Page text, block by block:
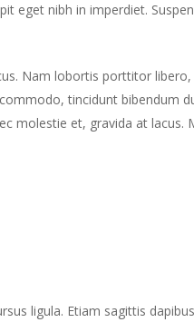
eget nibh in imperdiet.
Nam lobortis porttitor
tincidunt bibendum
molestie et, gravida at lacus.
ligula. Etiam sagittis